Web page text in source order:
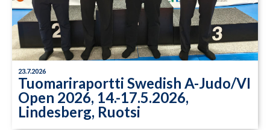
23.7.2026
Tuomariraportti Swedish A-Judo/VI
Open 2026, 14.-17.5.2026,
Lindesberg, Ruotsi